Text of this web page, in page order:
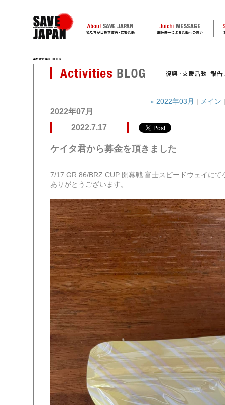
« 2022年03月 | メイン
2022年07月
2022.7.17
ケイタ君から募金を頂きました
7/17 GR 86/BRZ CUP 開幕戦 富士スピードウェイに
ありがとうございます。